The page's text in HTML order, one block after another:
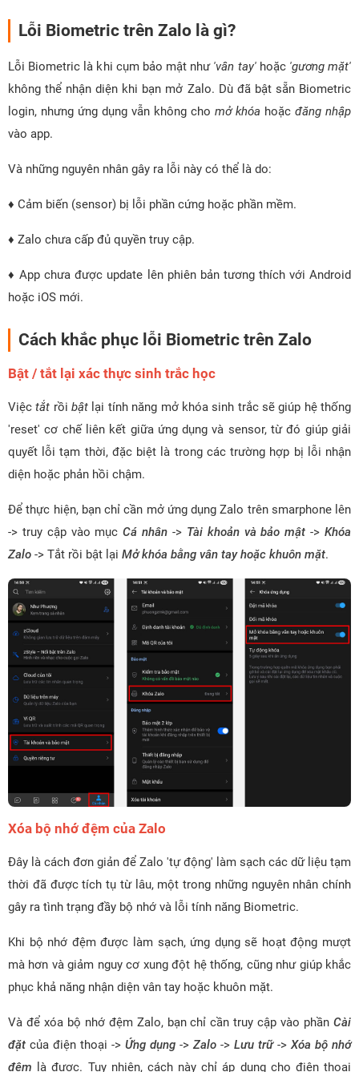
Lỗi Biometric trên Zalo là gì?
Lỗi Biometric là khi cụm bảo mật như 'vân tay'hoặc 'gương mặt'
không thể nhận diện khi bạn mở Zalo. Dù đã bật sẵn Biometric
login, nhưng ứng dụng vẫn không cho mở khóa hoặc đăng nhập
vào app.
Và những nguyên nhân gây ra lỗi này có thể là do:
♦ Cảm biến (sensor) bị lỗi phần cứng hoặc phần mềm.
♦ Zalo chưa cấp đủ quyền truy cập.
♦ App chưa được update lên phiên bản tương thích với Android
hoặc iOS mới.
Cách khắc phục lỗi Biometric trên Zalo
Bật / tắt lại xác thực sinh trắc học
Việctắt rồibật lại tính năng mở khóa sinh trắc sẽ giúp hệ thống
'reset' cơ chế liên kết giữa ứng dụng và sensor, từ đó giúp giải
quyết lỗi tạm thời, đặc biệt là trong các trường hợp bị lỗi nhận
diện hoặc phản hồi chậm.
Để thực hiện, bạn chỉ cần mở ứng dụng Zalo trên smarphone lên
-> truy cập vào mụcCá nhân -> Tài khoản và bảo mật ->Khóa
Zalo -> Tắt rồi bật lại Mở khóa bằng vân tay hoặc khuôn mặt.
Xóa bộ nhớ đệm của Zalo
Đây là cách đơn giản để Zalo 'tự động' làm sạch các dữ liệu tạm
thời đã được tích tụ từ lâu, một trong những nguyên nhân chính
gây ra tình trạng đầy bộ nhớ và lỗi tính năng Biometric.
Khi bộ nhớ đệm được làm sạch, ứng dụng sẽ hoạt động mượt
mà hơn và giảm nguy cơ xung đột hệ thống, cũng như giúp khắc
phục khả năng nhận diện vân tay hoặc khuôn mặt.
Và để xóa bộ nhớ đệm Zalo, bạn chỉ cần truy cập vào phần Cài
đặt của điện thoại -> Ứng dụng -> Zalo -> Lưu trữ->Xóa bộ nhớ
đệm là được. Tuy nhiên, cách này chỉ áp dụng cho điện thoại